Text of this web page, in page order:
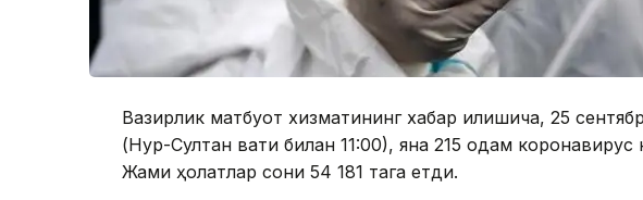
Вазирлик матбуот хизматининг хабар қилишича, 25
(Нур-Султан вақти билан 11:00), яна 215 одам коронавирус
Жами ҳолатлар сони 54 181 тага етди.